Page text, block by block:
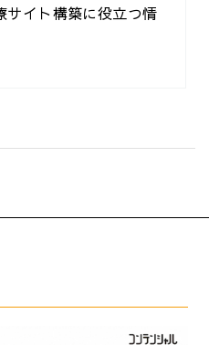
サイト構築に役立つ情